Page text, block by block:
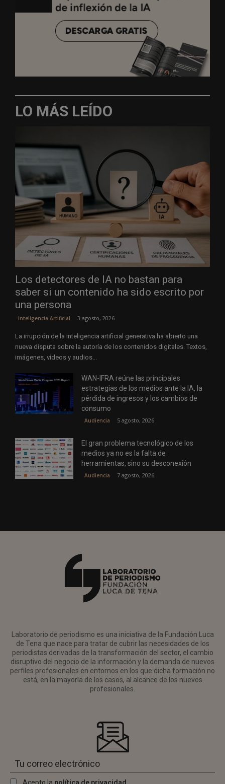
LO MÁS LEÍDO
Los detectores de IA no bastan para
saber si un contenido ha sido escrito por
una persona
Inteligencia Artificial 3 agosto, 2026
La irrupción de la inteligencia artificial generativa ha abierto una
nueva disputa sobre la autoría de los contenidos digitales. Textos,
imágenes, vídeos y audios...
WAN-IFRA reúne las principales
estrategias de los medios ante la IA, la
pérdida de ingresos y los cambios de
consumo
Audiencia 5 agosto, 2026
El gran problema tecnológico de los
medios ya no es la falta de
herramientas, sino su desconexión
Audiencia 7 agosto, 2026
Laboratorio de periodismo es una iniciativa de la Fundación Luca
de Tena que nace para tratar de cubrir las necesidades de los
periodistas derivadas de la transformación del sector, el cambio
disruptivo del negocio de la información y la demanda de nuevos
perfiles profesionales en entornos en los que dicha formación no
está, en la mayoría de los casos, al alcance de los nuevos
profesionales.